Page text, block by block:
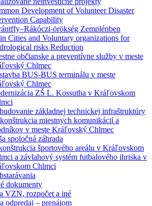
Development of Volunteer Disaster
Capability
örökség Zemplénben
Cities and Voluntary organizations for
risks Reduction
občianske a preventívne služby v meste
Chlmec
BUS-BUS terminálu v meste
Chlmec
ZŠ L. Kossutha v Kráľovskom
základnej technickej infraštruktúry
miestnych komunikácií a
v meste Kráľovský Chlmec
spoločná záhrada
športového areálu v Kráľovskom
a závlahový systém futbalového ihriska v
Chlmci
dokumenty
VZN, rozpočet a iné
odpredaj – prenájom